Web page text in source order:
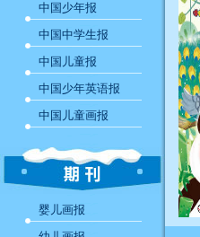
中国少年报
中国中学生报
中国儿童报
中国少年英语报
中国儿童画报
婴儿画报